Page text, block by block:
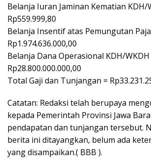
Belanja Iuran Jaminan Kematian KDH/
Rp559.999,80
Belanja Insentif atas Pemungutan
Rp1.974.636.000,00
Belanja Dana Operasional KDH/WKDH
Rp28.800.000.000,00
Total Gaji dan Tunjangan =
Catatan: Redaksi telah berupaya
kepada Pemerintah Provinsi Jawa
pendapatan dan tunjangan tersebut.
berita ini ditayangkan, belum ada
yang disampaikan.( BBB ).